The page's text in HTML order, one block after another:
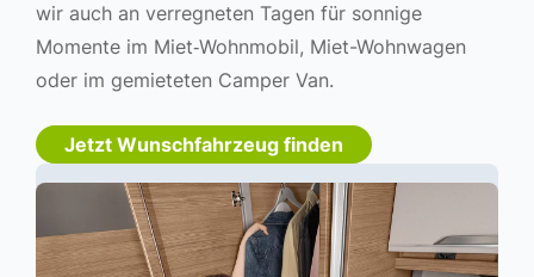
wir auch an verregneten Tagen für sonnige
Momente im Miet‐Wohnmobil, Miet-Wohnwagen
oder im gemieteten Camper Van.
Jetzt Wunschfahrzeug finden